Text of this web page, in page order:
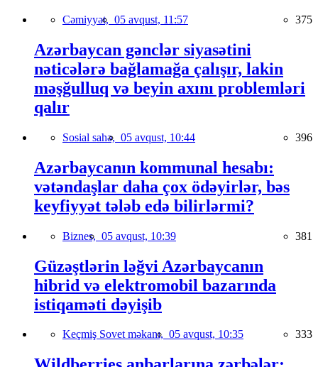
Cəmiyyət, 05 avqust, 11:57 375
Azərbaycan gənclər siyasətini
nəticələrə bağlamağa çalışır, lakin
məşğulluq və beyin axını problemləri
qalır
Sosial sahə, 05 avqust, 10:44 396
Azərbaycanın kommunal hesabı:
vətəndaşlar daha çox ödəyirlər, bəs
keyfiyyət tələb edə bilirlərmi?
Biznes, 05 avqust, 10:39 381
Güzəştlərin ləğvi Azərbaycanın
hibrid və elektromobil bazarında
istiqaməti dəyişib
Keçmiş Sovet məkanı, 05 avqust, 10:35 333